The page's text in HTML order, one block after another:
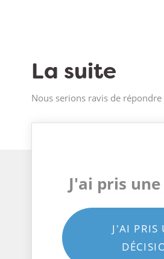
La suite
Nous serions ravis de
J'ai pris
J'AI PRIS